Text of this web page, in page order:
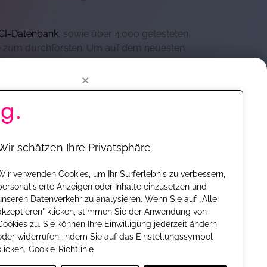
schätzen Ihre Privatsphäre
verwenden Cookies, um Ihr Surferlebnis zu verbessern,
Anzeigen oder Inhalte einzusetzen und
Datenverkehr zu analysieren. Wenn Sie auf „Alle
klicken, stimmen Sie der Anwendung von
zu. Sie können Ihre Einwilligung jederzeit ändern
widerrufen, indem Sie auf das Einstellungssymbol
Cookie-Richtlinie
Datenbank, sowie über 4.000 getesteten
durchforsten. Um auf dem neuesten
Konzepte und Formeln wie möglich
Meinung bleibt echt und unbezahlt.
Finanziert werden wir durch
transparent aufgezeigt haben, wie wir
finden Nutzer seit 2018 im unteren
selbst gekauft haben oder uns
testen wir ein riesiges Spektrum
×
komplett ohne
So kannst Du z.B.